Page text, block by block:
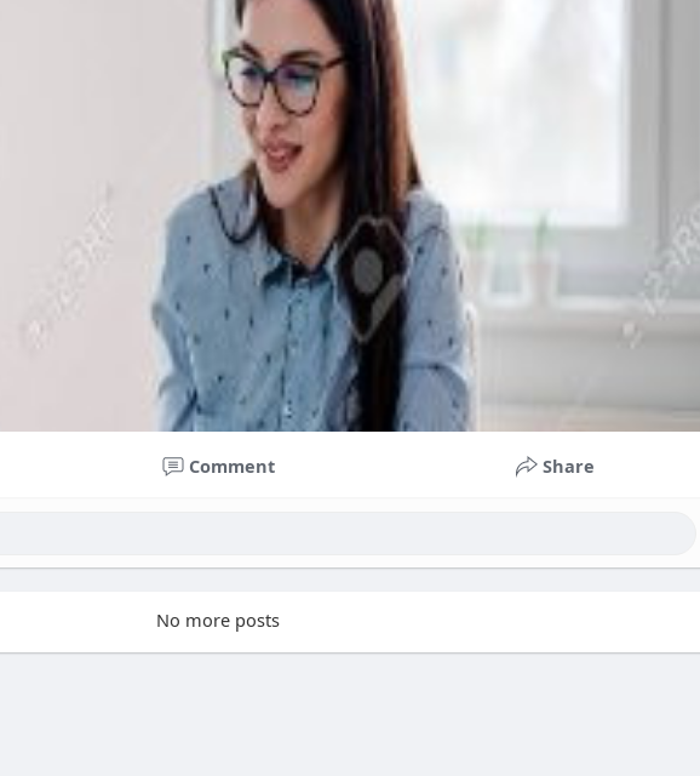
Comment Share
No more posts